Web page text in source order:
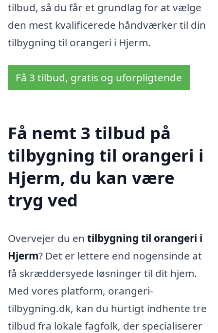
tilbud, så du får et grundlag for at vælge
den mest kvalificerede håndværker til din
tilbygning til orangeri i Hjerm.
Få 3 tilbud, gratis og uforpligtende
Få nemt 3 tilbud på
tilbygning til orangeri i
Hjerm, du kan være
tryg ved
Overvejer du en tilbygning til orangeri i
Hjerm? Det er lettere end nogensinde at
få skræddersyede løsninger til dit hjem.
Med vores platform, orangeri-
tilbygning.dk, kan du hurtigt indhente tre
tilbud fra lokale fagfolk, der specialiserer